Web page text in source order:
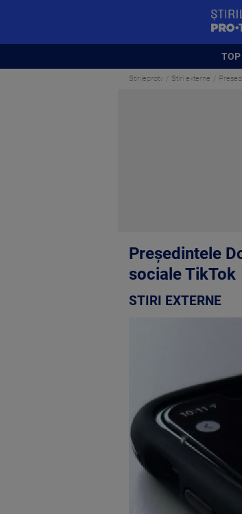
Stirileprotv Stiri externe
Preşedintele
sociale TikTok
STIRI EXTERNE